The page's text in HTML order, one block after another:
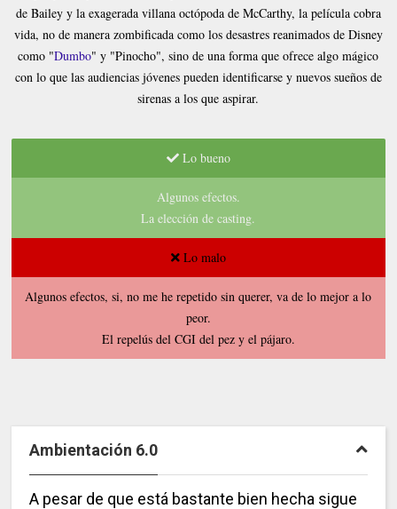
de Bailey y la exagerada villana octópoda de McCarthy, la película cobra
vida, no de manera zombificada como los desastres reanimados de Disney
como "Dumbo" y "Pinocho", sino de una forma que ofrece algo mágico
con lo que las audiencias jóvenes pueden identificarse y nuevos sueños de
sirenas a los que aspirar.
Lo bueno
Algunos efectos.
La elección de casting.
Lo malo
Algunos efectos, si, no me he repetido sin querer, va de lo mejor a lo
peor.
El repelús del CGI del pez y el pájaro.
Ambientación 6.0
A pesar de que está bastante bien hecha sigue